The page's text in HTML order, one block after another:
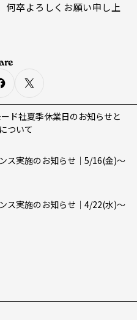
何卒よろしくお願い申し上
ド社夏季休業日のお知らせと
ついて
ス実施のお知らせ｜5/16(金)〜
ス実施のお知らせ｜4/22(水)〜